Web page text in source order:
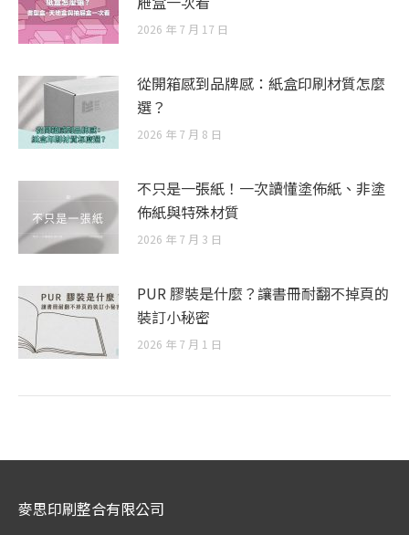
2026 年 7 月 17 日
從開箱感到品牌感：紙盒印刷材質怎麼
選？
2026 年 7 月 8 日
不只是一張紙！一次讀懂塗佈紙、非塗
佈紙與特殊材質
2026 年 7 月 3 日
PUR 膠裝是什麼？讓書冊耐翻不掉頁的
裝訂小秘密
2026 年 7 月 1 日
麥思印刷整合有限公司